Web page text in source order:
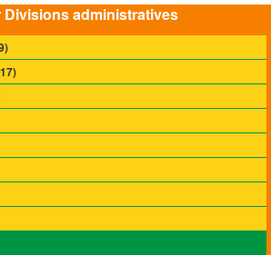
administratives